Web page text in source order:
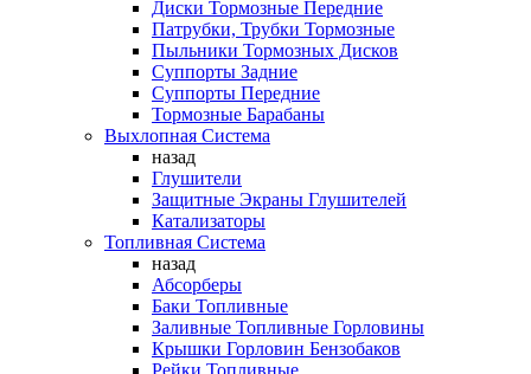
Диски Тормозные Передние
Патрубки, Трубки Тормозные
Пыльники Тормозных Дисков
Суппорты Задние
Суппорты Передние
Тормозные Барабаны
Выхлопная Система
назад
Глушители
Защитные Экраны Глушителей
Катализаторы
Топливная Система
назад
Абсорберы
Баки Топливные
Заливные Топливные Горловины
Крышки Горловин Бензобаков
Рейки Топливные